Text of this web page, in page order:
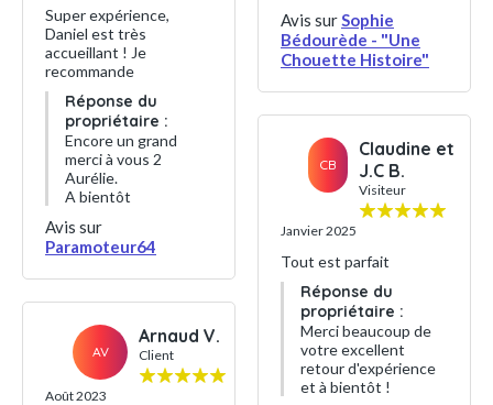
Super expérience,
Daniel est très
accueillant ! Je
recommande
Réponse du
propriétaire :
Encore un grand
merci à vous 2
Aurélie.
A bientôt
Avis sur
Paramoteur64
AV
Arnaud V.
Client
Août 2023
Avis surSophie
Bédourède - "Une
Chouette Histoire"
CB
Claudine et
J.C B.
Visiteur
Janvier 2025
Tout est parfait
Réponse du
propriétaire :
Merci beaucoup de
votre excellent
retour d'expérience
et à bientôt !